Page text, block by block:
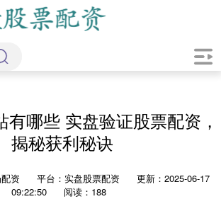
有哪些 实盘验证股票配资，
揭秘获利秘诀
资 平台：实盘股票配资
更新：2025-06-17
09:22:50
阅读：188